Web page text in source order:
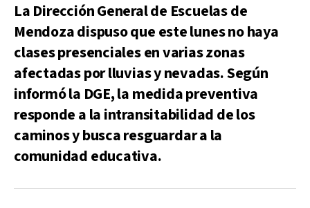
La Dirección General de Escuelas de
Mendoza dispuso que este lunes no haya
clases presenciales en varias zonas
afectadas por lluvias y nevadas. Según
informó la DGE, la medida preventiva
responde a la intransitabilidad de los
caminos y busca resguardar a la
comunidad educativa.